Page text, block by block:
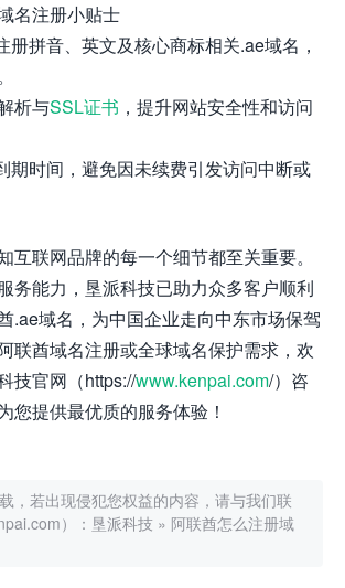
名注册小贴士
册拼音、英文及核心商标相关.ae域名，
析与SSL证书 ，提升网站安全性和访问
期时间，避免因未续费引发访问中断或
互联网品牌的每一个细节都至关重要。
务能力，垦派科技已助力众多客户顺利
.ae域名，为中国企业走向中东市场保驾
联酋域名注册或全球域名保护需求，欢
技官网（https://www.kenpai.com/）咨
您提供最优质的服务体验！
，若出现侵犯您权益的内容，请与我们联
）： 垦派科技 » 阿联酋怎么注册域